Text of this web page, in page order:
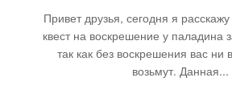
Привет друзья, сегодня я
квест на воскрешение у паладина
так как без воскрешения вас ни
возьмут. Данная...